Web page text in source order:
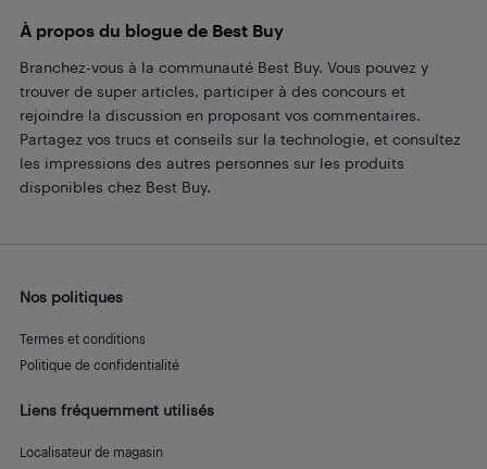
À propos du blogue de Best Buy
Branchez-vous à la communauté Best Buy. Vous pouvez y
trouver de super articles, participer à des concours et
rejoindre la discussion en proposant vos commentaires.
Partagez vos trucs et conseils sur la technologie, et consultez
les impressions des autres personnes sur les produits
disponibles chez Best Buy.
Nos politiques
Termes et conditions
Politique de confidentialité
Liens fréquemment utilisés
Localisateur de magasin